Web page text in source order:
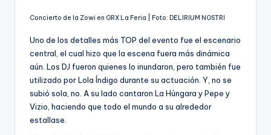
Concierto de la Zowi en GRX La Feria | Foto: DELIRIUM NOSTRI
Uno de los detalles más TOP del evento fue el escenario
central, el cual hizo que la escena fuera más dinámica
aún. Los DJ fueron quienes lo inundaron, pero también fue
utilizado por Lola Índigo durante su actuación. Y, no se
subió sola, no. A su lado cantaron La Húngara y Pepe y
Vizio, haciendo que todo el mundo a su alrededor
estallase.